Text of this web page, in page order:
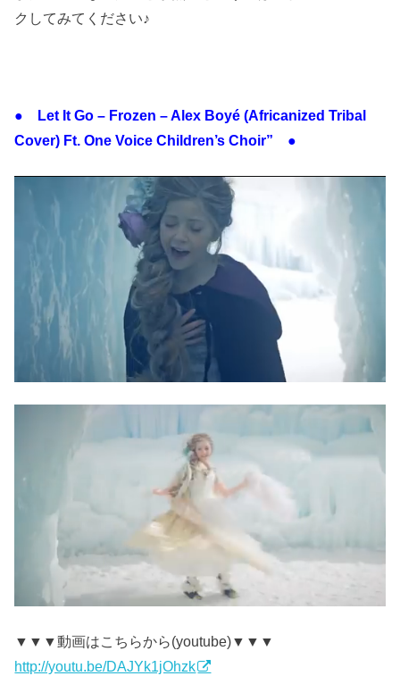
クしてみてください♪
● Let It Go – Frozen – Alex Boyé (Africanized Tribal
Cover) Ft. One Voice Children’s Choir” ●
▼▼▼動画はこちらから(youtube)▼▼▼
http://youtu.be/DAJYk1jOhzk